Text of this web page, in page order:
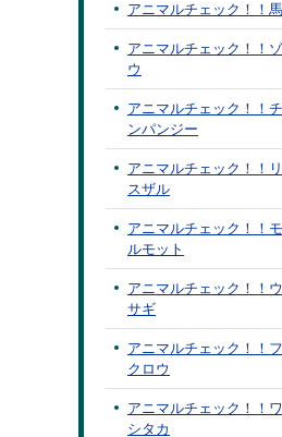
アニマルチェック！！馬
アニマルチェック！！ゾ
ウ
アニマルチェック！！チ
ンパンジー
アニマルチェック！！リ
スザル
アニマルチェック！！モ
ルモット
アニマルチェック！！ウ
サギ
アニマルチェック！！フ
クロウ
アニマルチェック！！ワ
シタカ